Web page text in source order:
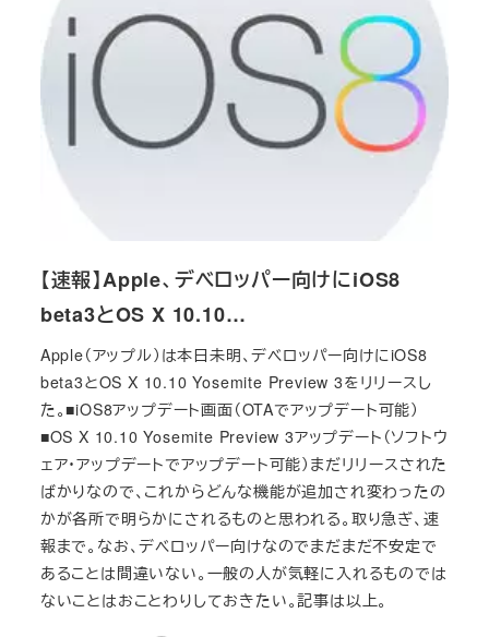
【速報】Apple、デベロッパー向けにiOS8
beta3とOS X 10.10…
Apple（アップル）は本日未明、デベロッパー向けにiOS8
beta3とOS X 10.10 Yosemite Preview 3をリリースし
た。■iOS8アップデート画面（OTAでアップデート可能）
■OS X 10.10 Yosemite Preview 3アップデート（ソフトウ
ェア・アップデートでアップデート可能）まだリリースされた
ばかりなので、これからどんな機能が追加され変わったの
かが各所で明らかにされるものと思われる。取り急ぎ、速
報まで。なお、デベロッパー向けなのでまだまだ不安定で
あることは間違いない。一般の人が気軽に入れるものでは
ないことはおことわりしておきたい。記事は以上。